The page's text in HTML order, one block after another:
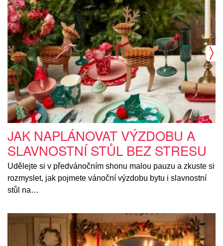
JAK NAPLÁNOVAT VÝZDOBU A
SLAVNOSTNÍ STŮL BEZ STRESU
Udělejte si v předvánočním shonu malou pauzu a zkuste si
rozmyslet, jak pojmete vánoční výzdobu bytu i slavnostní
stůl na…